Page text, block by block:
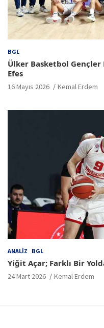
BGL
Ülker Basketbol
Efes
16 Mayıs 2026 Kemal Erdem
ANALIZ BGL
Yiğit Açar; Farklı Bir
24 Mart 2026 Kemal Erdem